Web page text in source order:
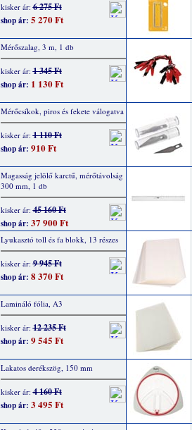
kisker ár:6 275 Ft
shop ár: 5 270 Ft
Mérőszalag, 3 m, 1 db
kisker ár:1 345 Ft
shop ár: 1 130 Ft
Mérőcsíkok, piros és fekete válogatva
kisker ár:1 110 Ft
shop ár: 910 Ft
Magasság jelölő karctű, mérőtávolság
300 mm, 1 db
kisker ár:45 160 Ft
shop ár: 37 900 Ft
Lyukasztó toll és fa blokk, 13 részes
kisker ár:9 945 Ft
shop ár: 8 370 Ft
Lamináló fólia, A3
kisker ár:12 235 Ft
shop ár: 9 545 Ft
Lakatos derékszög, 150 mm
kisker ár:4 160 Ft
shop ár: 3 495 Ft